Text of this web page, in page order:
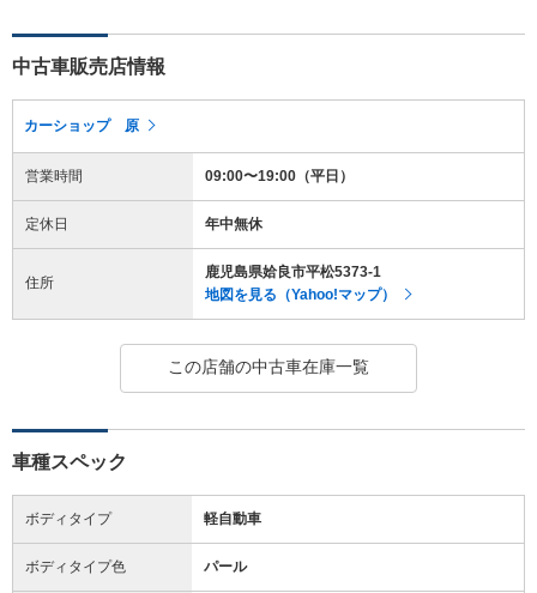
中古車販売店情報
カーショップ 原
営業時間 09:00〜19:00（平日）
定休日 年中無休
住所
鹿児島県姶良市平松5373-1
地図を見る（Yahoo!マップ）
この店舗の中古車在庫一覧
車種スペック
ボディタイプ 軽自動車
ボディタイプ色 パール